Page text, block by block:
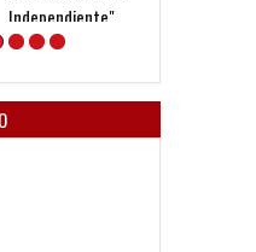
Independiente"